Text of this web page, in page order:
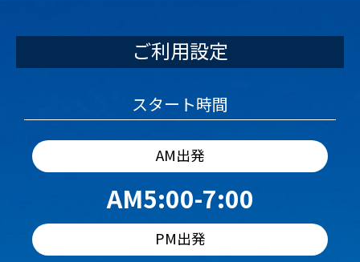
ご利用設定
スタート時間
AM出発
AM5:00-7:00
PM出発